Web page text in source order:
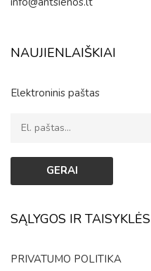
NAUJIENLAIŠKIAI
Elektroninis paštas
SĄLYGOS IR TAISYKLĖS
PRIVATUMO POLITIKA